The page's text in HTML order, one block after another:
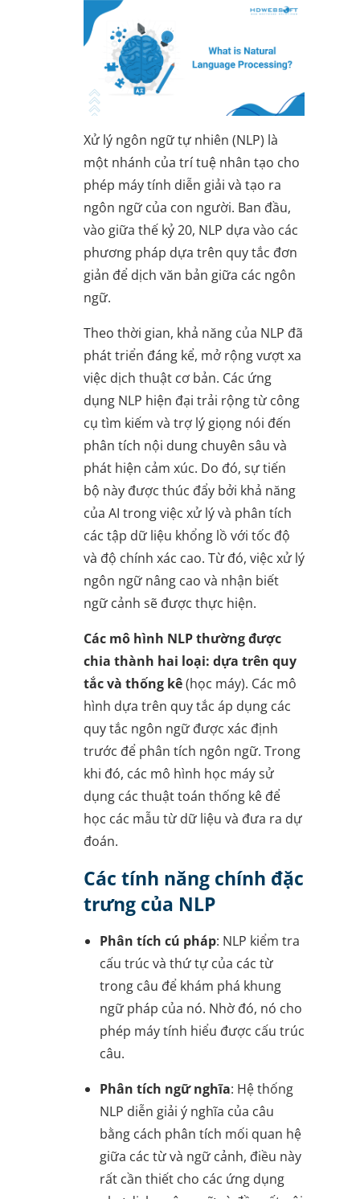
Xử lý ngôn ngữ tự nhiên (NLP) là
một nhánh của trí tuệ nhân tạo cho
phép máy tính diễn giải và tạo ra
ngôn ngữ của con người. Ban đầu,
vào giữa thế kỷ 20, NLP dựa vào các
phương pháp dựa trên quy tắc đơn
giản để dịch văn bản giữa các ngôn
ngữ.
Theo thời gian, khả năng của NLP đã
phát triển đáng kể, mở rộng vượt xa
việc dịch thuật cơ bản. Các ứng
dụng NLP hiện đại trải rộng từ công
cụ tìm kiếm và trợ lý giọng nói đến
phân tích nội dung chuyên sâu và
phát hiện cảm xúc. Do đó, sự tiến
bộ này được thúc đẩy bởi khả năng
của AI trong việc xử lý và phân tích
các tập dữ liệu khổng lồ với tốc độ
và độ chính xác cao. Từ đó, việc xử lý
ngôn ngữ nâng cao và nhận biết
ngữ cảnh sẽ được thực hiện.
Các mô hình NLP thường được
chia thành hai loại: dựa trên quy
tắc và thống kê(học máy). Các mô
hình dựa trên quy tắc áp dụng các
quy tắc ngôn ngữ được xác định
trước để phân tích ngôn ngữ. Trong
khi đó, các mô hình học máy sử
dụng các thuật toán thống kê để
học các mẫu từ dữ liệu và đưa ra dự
đoán.
Các tính năng chính đặc
trưng của NLP
Phân tích cú pháp: NLP kiểm tra
cấu trúc và thứ tự của các từ
trong câu để khám phá khung
ngữ pháp của nó. Nhờ đó, nó cho
phép máy tính hiểu được cấu trúc
câu.
Phân tích ngữ nghĩa: Hệ thống
NLP diễn giải ý nghĩa của câu
bằng cách phân tích mối quan hệ
giữa các từ và ngữ cảnh, điều này
rất cần thiết cho các ứng dụng